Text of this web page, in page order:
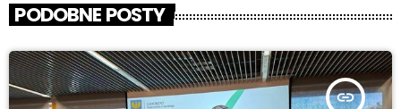
PODOBNE POSTY
insert_link